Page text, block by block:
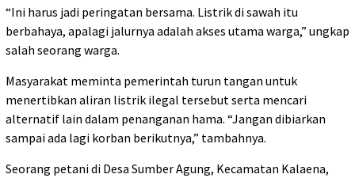
“Ini harus jadi peringatan bersama. Listrik di sawah itu
berbahaya, apalagi jalurnya adalah akses utama warga,” ungkap
salah seorang warga.
Masyarakat meminta pemerintah turun tangan untuk
menertibkan aliran listrik ilegal tersebut serta mencari
alternatif lain dalam penanganan hama. “Jangan dibiarkan
sampai ada lagi korban berikutnya,” tambahnya.
Seorang petani di Desa Sumber Agung, Kecamatan Kalaena,